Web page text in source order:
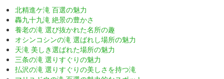
北精進ケ滝 百選の魅力
轟九十九滝 絶景の豊かさ
養老の滝 選び抜かれた名所の趣
オシンコシンの滝 選ばれし場所の魅力
天滝 美しき選ばれた場所の魅力
三条の滝 選りすぐりの魅力
払沢の滝 選りすぐりの美しさを持つ滝